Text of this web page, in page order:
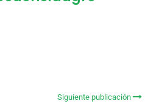
Siguiente publicación